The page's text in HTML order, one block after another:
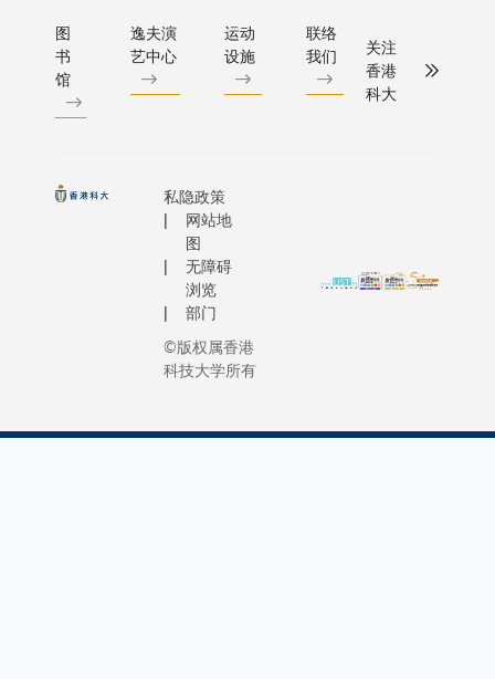
图
书
馆
逸夫演
艺中心
运动
设施
联络
我们
关注
香港
科大
私隐政策
网站地
图
无障碍
浏览
部门
©版权属香港
科技大学所有